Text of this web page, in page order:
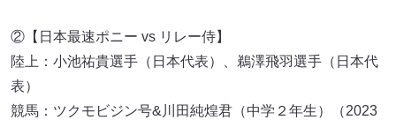
②【日本最速ポニー vs リレー侍】
陸上：小池祐貴選手（日本代表）、鵜澤飛羽選手（日本代
表）
競馬：ツクモビジン号&川田純煌君（中学２年生）（2023